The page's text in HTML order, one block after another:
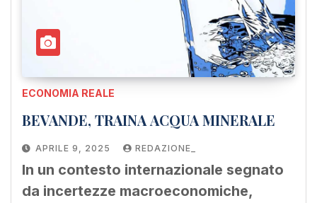
ECONOMIA REALE
BEVANDE, TRAINA ACQUA MINERALE
APRILE 9, 2025 REDAZIONE_
In un contesto internazionale segnato
da incertezze macroeconomiche,